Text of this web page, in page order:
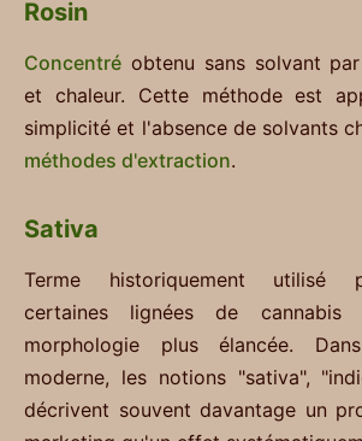
Rosin
Concentré obtenu sans solvant
et chaleur. Cette méthode est
simplicité et l'absence de solvants
méthodes d'extraction.
Sativa
Terme historiquement utilisé
certaines lignées de cannabis
morphologie plus élancée.
moderne, les notions "sativa",
décrivent souvent davantage un